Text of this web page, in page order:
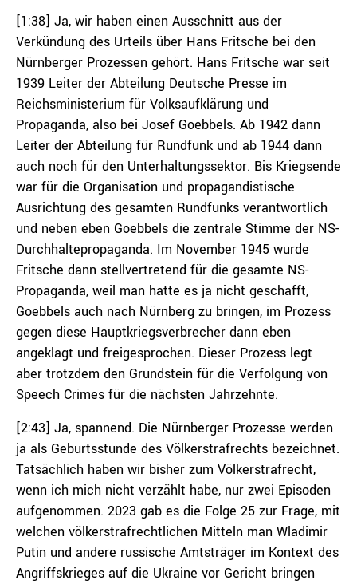
[1:38] Ja, wir haben einen Ausschnitt aus der
Verkündung des Urteils über Hans Fritsche bei den
Nürnberger Prozessen gehört. Hans Fritsche war seit
1939 Leiter der Abteilung Deutsche Presse im
Reichsministerium für Volksaufklärung und
Propaganda, also bei Josef Goebbels. Ab 1942 dann
Leiter der Abteilung für Rundfunk und ab 1944 dann
auch noch für den Unterhaltungssektor. Bis Kriegsende
war für die Organisation und propagandistische
Ausrichtung des gesamten Rundfunks verantwortlich
und neben eben Goebbels die zentrale Stimme der NS-
Durchhaltepropaganda. Im November 1945 wurde
Fritsche dann stellvertretend für die gesamte NS-
Propaganda, weil man hatte es ja nicht geschafft,
Goebbels auch nach Nürnberg zu bringen, im Prozess
gegen diese Hauptkriegsverbrecher dann eben
angeklagt und freigesprochen. Dieser Prozess legt
aber trotzdem den Grundstein für die Verfolgung von
Speech Crimes für die nächsten Jahrzehnte.
[2:43] Ja, spannend. Die Nürnberger Prozesse werden
ja als Geburtsstunde des Völkerstrafrechts bezeichnet.
Tatsächlich haben wir bisher zum Völkerstrafrecht,
wenn ich mich nicht verzählt habe, nur zwei Episoden
aufgenommen. 2023 gab es die Folge 25 zur Frage, mit
welchen völkerstrafrechtlichen Mitteln man Wladimir
Putin und andere russische Amtsträger im Kontext des
Angriffskrieges auf die Ukraine vor Gericht bringen